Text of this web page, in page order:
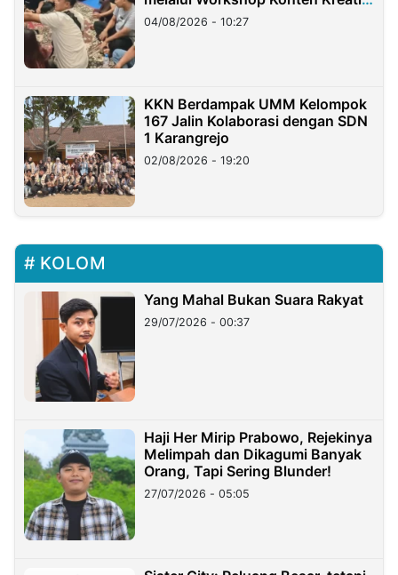
di Taiwan
04/08/2026 - 10:27
KKN Berdampak UMM Kelompok
167 Jalin Kolaborasi dengan SDN
1 Karangrejo
02/08/2026 - 19:20
KOLOM
Yang Mahal Bukan Suara Rakyat
29/07/2026 - 00:37
Haji Her Mirip Prabowo, Rejekinya
Melimpah dan Dikagumi Banyak
Orang, Tapi Sering Blunder!
27/07/2026 - 05:05